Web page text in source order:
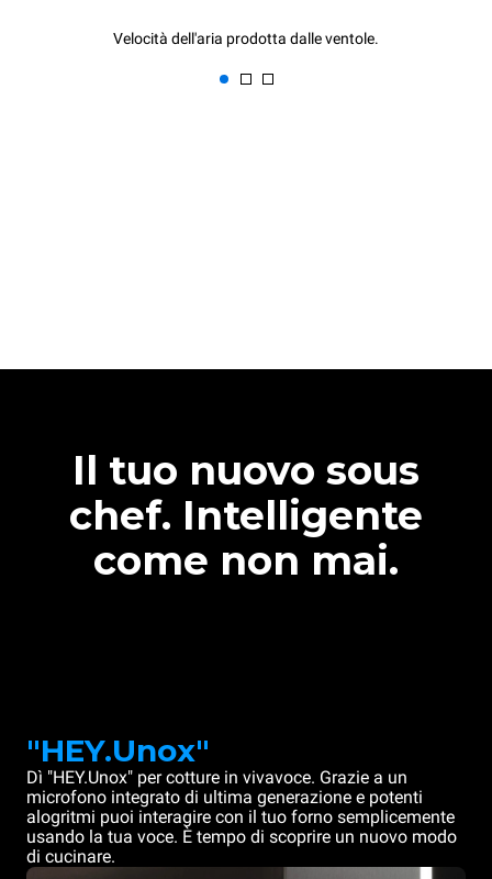
Velocità dell'aria prodotta dalle ventole.
Il tuo nuovo sous
chef. Intelligente
come non mai.
"HEY.Unox"
Dì "HEY.Unox" per cotture in vivavoce. Grazie a un
microfono integrato di ultima generazione e potenti
alogritmi puoi interagire con il tuo forno semplicemente
usando la tua voce. È tempo di scoprire un nuovo modo
di cucinare.